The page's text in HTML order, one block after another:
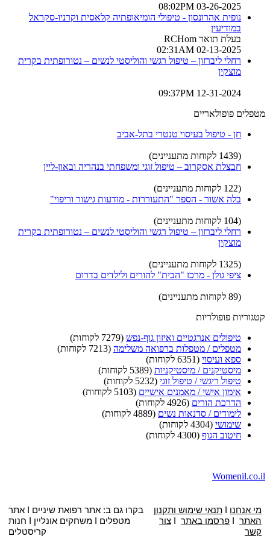
03-26-2025 08:02PM
נופית אהרונסון - טיפולי הומיאופתיה קלאסית וקרניו-סקראל
במודיעין
בעלת תואר RCHom
02-13-2025 02:31AM
רחלי ליברזון – טיפול רגשי והוליסטי לנשים – נטורופתית בקרית
מוצקין
12-31-2024 09:37PM
מטפלים פופולאריים
חן - טיפול בעיסוי טנטרי בתל-אביב
(1439 לקוחות מתעניינים)
חבצלת אסקרוב – טיפול זוגי ומשפחתי בנהריה ובאון-ליין
(122 לקוחות מתעניינים)
בלה אשור - הספר "התעוררות - מודעות גישור וריפוי"
(104 לקוחות מתעניינים)
רחלי ליברזון – טיפול רגשי והוליסטי לנשים – נטורופתית בקרית
מוצקין
(1325 לקוחות מתעניינים)
ציפי גולן - מרכז "הבית" להורים ולילדים בדרום
(89 לקוחות מתעניינים)
קטגוריות פופולריות
טיפולים אנרגטיים ואיזון גוף-נפש (7279 לקוחות)
מטפלים / מטפלות ברפואה משלימה (7213 לקוחות)
ספא ועיסוי (6351 לקוחות)
מיסטיקנים / מיסטיקניות (5389 לקוחות)
טיפול ריגשי / טיפול זוגי (5232 לקוחות)
אימון אישי / מאמנים אישיים (5103 לקוחות)
הדרכת הורים (4926 לקוחות)
לימודים / סדנאות נשים (4889 לקוחות)
שימושי (4304 לקוחות)
חיטוב הגוף (4300 לקוחות)
Womenil.co.il
מי אנחנו
תנאי שימוש ותקנון
האתר
פרסמו באתר
צור
קשר
בקרו גם ב: אתר רפואת שיניים
אתר
מטפלים
משחקים אונליין
חנות
קריסטלים